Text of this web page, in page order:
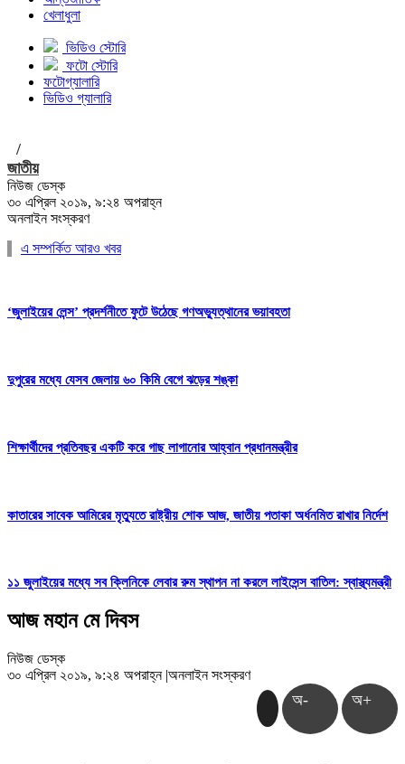
খেলাধুলা
ভিডিও স্টোরি
ফটো স্টোরি
ফটোগ্যালারি
ভিডিও গ্যালারি
/
জাতীয়
নিউজ ডেস্ক
৩০ এপ্রিল ২০১৯, ৯:২৪ অপরাহ্ন
অনলাইন সংস্করণ
এ সম্পর্কিত আরও খবর
‘জুলাইয়ের লেন্স’ প্রদর্শনীতে ফুটে উঠেছে গণঅভ্যুত্থানের ভয়াবহতা
দুপুরের মধ্যে যেসব জেলায় ৬০ কিমি বেগে ঝড়ের শঙ্কা
শিক্ষার্থীদের প্রতিবছর একটি করে গাছ লাগানোর আহ্বান প্রধানমন্ত্রীর
কাতারের সাবেক আমিরের মৃত্যুতে রাষ্ট্রীয় শোক আজ, জাতীয় পতাকা অর্ধনমিত রাখার নির্দেশ
১১ জুলাইয়ের মধ্যে সব ক্লিনিকে লেবার রুম স্থাপন না করলে লাইসেন্স বাতিল: স্বাস্থ্যমন্ত্রী
আজ মহান মে দিবস
নিউজ ডেস্ক
৩০ এপ্রিল ২০১৯, ৯:২৪ অপরাহ্ন |অনলাইন সংস্করণ
অ- অ+